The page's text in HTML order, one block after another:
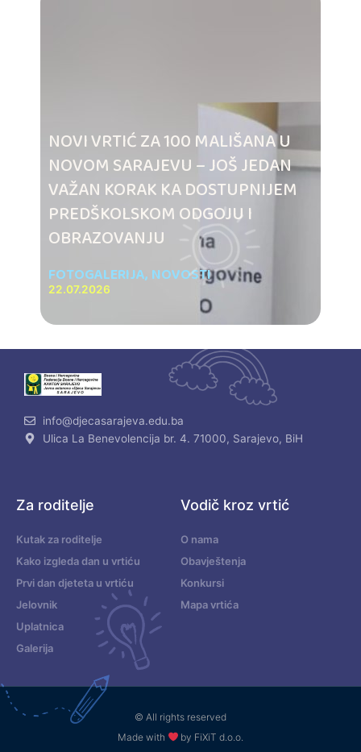
NOVI VRTIĆ ZA 100 MALIŠANA U
NOVOM SARAJEVU – JOŠ JEDAN
VAŽAN KORAK KA DOSTUPNIJEM
PREDŠKOLSKOM ODGOJU I
OBRAZOVANJU
FOTOGALERIJA, NOVOSTI
22.07.2026
info@djecasarajeva.edu.ba
Ulica La Benevolencija br. 4. 71000, Sarajevo, BiH
Za roditelje
Kutak za roditelje
Kako izgleda dan u vrtiću
Prvi dan djeteta u vrtiću
Jelovnik
Uplatnica
Galerija
Vodič kroz vrtić
O nama
Obavještenja
Konkursi
Mapa vrtića
© All rights reserved
Made with
by FiXiT d.o.o.